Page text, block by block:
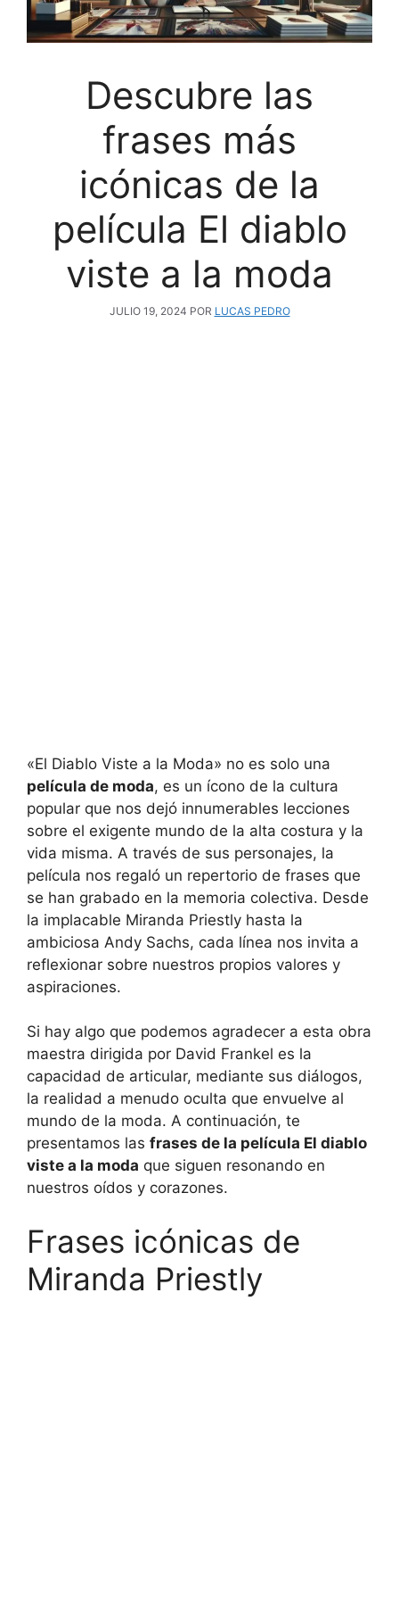
Descubre las
frases más
icónicas de la
película El diablo
viste a la moda
JULIO 19, 2024 POR LUCAS PEDRO
«El Diablo Viste a la Moda» no es solo una
película de moda, es un ícono de la cultura
popular que nos dejó innumerables lecciones
sobre el exigente mundo de la alta costura y la
vida misma. A través de sus personajes, la
película nos regaló un repertorio de frases que
se han grabado en la memoria colectiva. Desde
la implacable Miranda Priestly hasta la
ambiciosa Andy Sachs, cada línea nos invita a
reflexionar sobre nuestros propios valores y
aspiraciones.
Si hay algo que podemos agradecer a esta obra
maestra dirigida por David Frankel es la
capacidad de articular, mediante sus diálogos,
la realidad a menudo oculta que envuelve al
mundo de la moda. A continuación, te
presentamos las frases de la película El diablo
viste a la moda que siguen resonando en
nuestros oídos y corazones.
Frases icónicas de
Miranda Priestly